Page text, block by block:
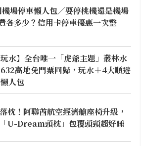
場停車懶人包／要停桃機還是機場
各多少？信用卡停車優惠一次整
玩水】全台唯一「虎爺主題」叢林水
高地免門票回歸，玩水＋4大順遊
人包
枕！阿聯酋航空經濟艙座椅升級，
U-Dream頭枕」包覆頭頸超好睡